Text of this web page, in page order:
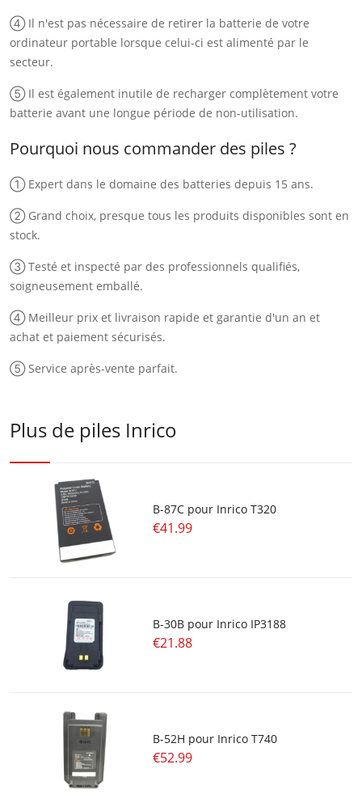
④ Il n'est pas nécessaire de retirer la batterie de votre
ordinateur portable lorsque celui-ci est alimenté par le
secteur.
⑤ Il est également inutile de recharger complètement votre
batterie avant une longue période de non-utilisation.
Pourquoi nous commander des piles ?
① Expert dans le domaine des batteries depuis 15 ans.
② Grand choix, presque tous les produits disponibles sont en
stock.
③ Testé et inspecté par des professionnels qualifiés,
soigneusement emballé.
④ Meilleur prix et livraison rapide et garantie d'un an et
achat et paiement sécurisés.
⑤ Service après-vente parfait.
Plus de piles Inrico
B-87C pour Inrico T320
€41.99
B-30B pour Inrico IP3188
€21.88
B-52H pour Inrico T740
€52.99